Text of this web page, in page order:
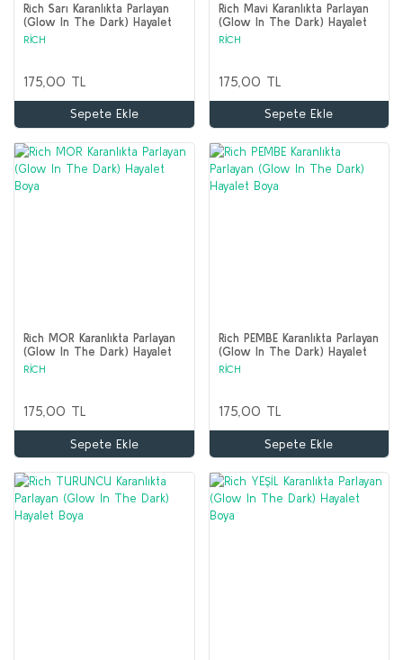
Rich Sarı Karanlıkta Parlayan
(Glow In The Dark) Hayalet
Boya
RİCH
175,00 TL
Sepete Ekle
Rich Mavi Karanlıkta Parlayan
(Glow In The Dark) Hayalet
Boya
RİCH
175,00 TL
Sepete Ekle
Rich MOR Karanlıkta Parlayan
(Glow In The Dark) Hayalet
Boya
RİCH
175,00 TL
Sepete Ekle
Rich PEMBE Karanlıkta Parlayan
(Glow In The Dark) Hayalet
Boya
RİCH
175,00 TL
Sepete Ekle